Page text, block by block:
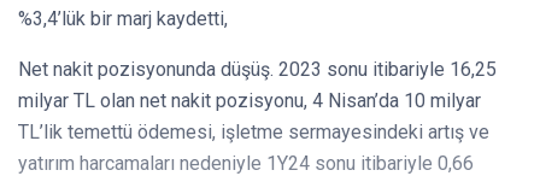
%3,4’lük bir marj kaydetti,
Net nakit pozisyonunda düşüş. 2023 sonu itibariyle 16,25
milyar TL olan net nakit pozisyonu, 4 Nisan’da 10 milyar
TL’lik temettü ödemesi, işletme sermayesindeki artış ve
yatırım harcamaları nedeniyle 1Y24 sonu itibariyle 0,66